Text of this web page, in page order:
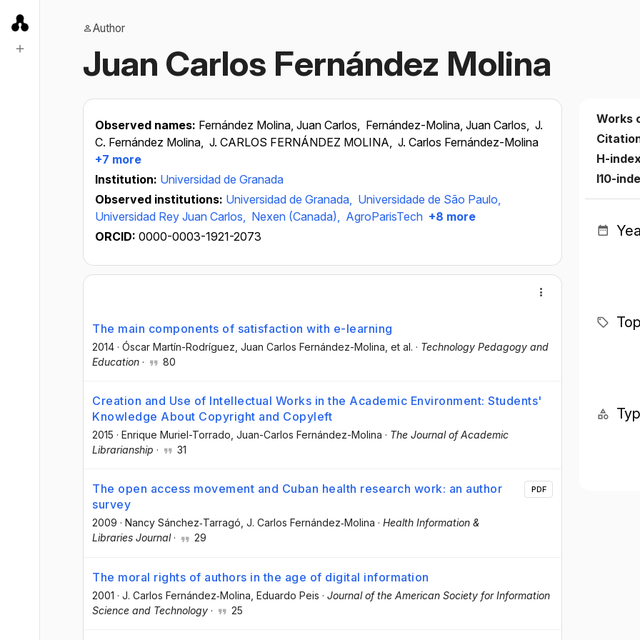
Author
Juan Carlos Fernández Molina
Observed names: Fernández Molina, Juan Carlos, Fernández-Molina, Juan Carlos, J.
C. Fernández Molina, J. CARLOS FERNÁNDEZ MOLINA, J. Carlos Fernández-Molina
+7 more
Institution: Universidad de Granada
Observed institutions: Universidad de Granada, Universidade de São Paulo,
Universidad Rey Juan Carlos, Nexen (Canada), AgroParisTech +8 more
ORCID: 0000-0003-1921-2073
The main components of satisfaction with e-learning
2014 · Óscar Martín-Rodríguez , Juan Carlos Fernández-Molina , et al. · Technology Pedagogy and
Education · 80
Creation and Use of Intellectual Works in the Academic Environment: Students'
Knowledge About Copyright and Copyleft
2015 · Enrique Muriel-Torrado , Juan-Carlos Fernández-Molina · The Journal of Academic
Librarianship · 31
The open access movement and Cuban health research work: an author
survey
2009 · Nancy Sánchez‐Tarragó , J. Carlos Fernández‐Molina · Health Information &
Libraries Journal· 29
PDF
The moral rights of authors in the age of digital information
2001 · J. Carlos Fernández‐Molina , Eduardo Peis · Journal of the American Society for Information
Science and Technology · 25
Works
H-
I10-